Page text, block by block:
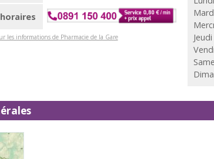
les informations de Pharmacie de la Gare